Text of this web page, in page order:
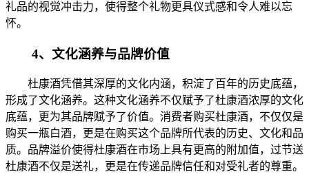
礼品的视觉冲击力，使得整个礼物更具仪式感和令人难以忘
怀。
4、文化涵养与品牌价值
杜康酒凭借其深厚的文化内涵，积淀了百年的历史底蕴，
形成了文化涵养。这种文化涵养不仅赋予了杜康酒浓厚的文化
底蕴，更为其品牌赋予了价值。消费者购买杜康酒，不仅仅是
购买一瓶白酒，更是在购买这个品牌所代表的历史、文化和品
质。品牌溢价使得杜康酒在市场上具有更高的附加值，过节送
杜康酒不仅是送礼，更是在传递品牌信任和对受礼者的尊重。